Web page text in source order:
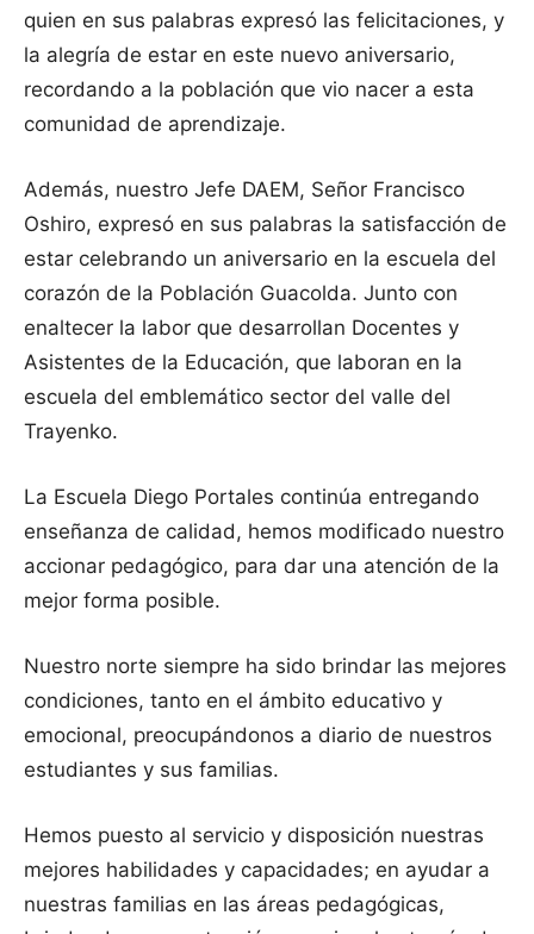
quien en sus palabras expresó las felicitaciones, y
la alegría de estar en este nuevo aniversario,
recordando a la población que vio nacer a esta
comunidad de aprendizaje.
Además, nuestro Jefe DAEM, Señor Francisco
Oshiro, expresó en sus palabras la satisfacción de
estar celebrando un aniversario en la escuela del
corazón de la Población Guacolda. Junto con
enaltecer la labor que desarrollan Docentes y
Asistentes de la Educación, que laboran en la
escuela del emblemático sector del valle del
Trayenko.
La Escuela Diego Portales continúa entregando
enseñanza de calidad, hemos modificado nuestro
accionar pedagógico, para dar una atención de la
mejor forma posible.
Nuestro norte siempre ha sido brindar las mejores
condiciones, tanto en el ámbito educativo y
emocional, preocupándonos a diario de nuestros
estudiantes y sus familias.
Hemos puesto al servicio y disposición nuestras
mejores habilidades y capacidades; en ayudar a
nuestras familias en las áreas pedagógicas,